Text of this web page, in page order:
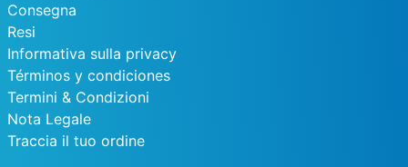
Consegna
Resi
Informativa sulla privacy
Términos y condiciones
Termini & Condizioni
Nota Legale
Traccia il tuo ordine